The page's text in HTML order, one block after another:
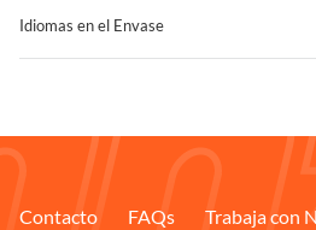
Idiomas en el Envase
Contacto FAQs Trabaja con